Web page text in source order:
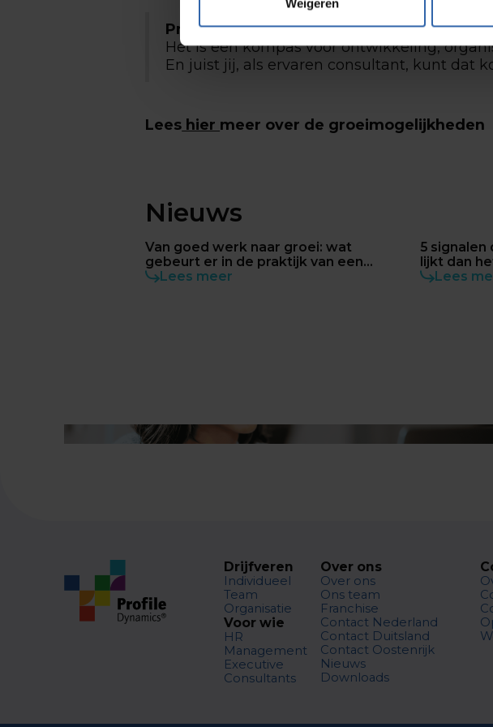
Weigeren
Profile Dynamics is meer dan een analyse.
Het is een kompas voor ontwikkeling,
En juist jij, als ervaren consultant, kunt dat
Lees hier meer over de groeimogelijkheden
Nieuws
Van goed werk naar groei: wat
gebeurt er in de praktijk van een
consultant?
Lees meer
5
lijkt dan
Lees
Drijfveren
Individueel
Team
Organisatie
Voor wie
HR
Management
Executive
Consultants
Over ons
Over ons
Ons team
Franchise
Contact Nederland
Contact Duitsland
Contact Oostenrijk
Nieuws
Downloads